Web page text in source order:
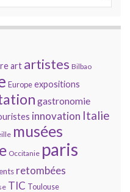
art artistes Bilbao
Europeexpositions
gastronomie
innovation Italie
musées
Occitanie paris
retombées
TIC Toulouse